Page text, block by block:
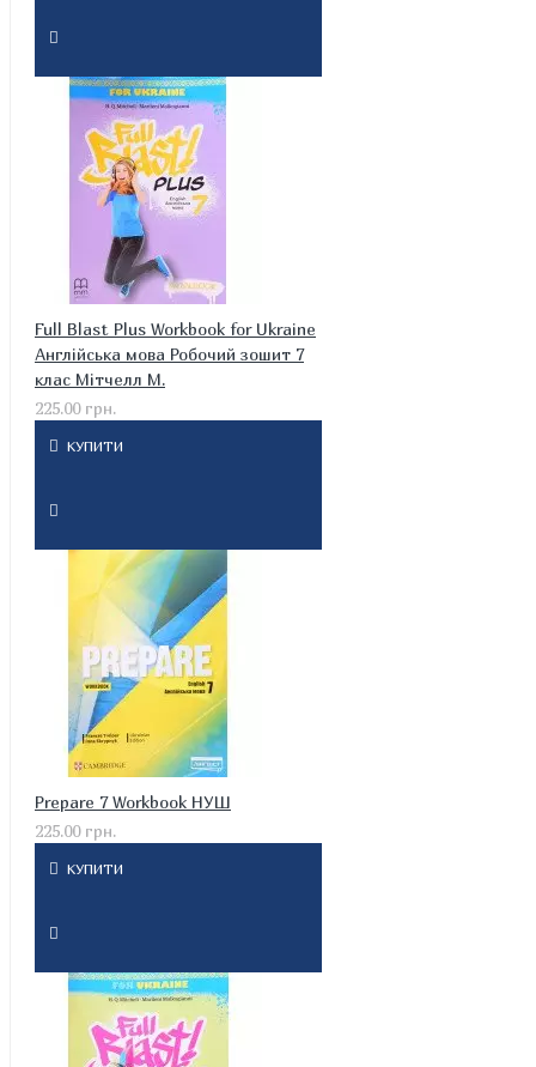
Full Blast Plus Workbook for Ukraine
Англійська мова Робочий зошит 7
клас Мітчелл М.
225.00 грн.
КУПИТИ
Prepare 7 Workbook НУШ
225.00 грн.
КУПИТИ